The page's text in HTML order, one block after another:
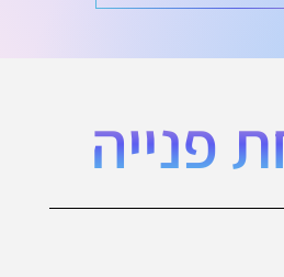
פנייה